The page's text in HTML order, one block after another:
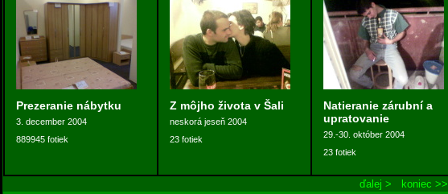
Prezeranie nábytku
3. december 2004
889945 fotiek
Z môjho života v Šali
neskorá jeseň 2004
23 fotiek
Natieranie zárubní a
upratovanie
29.-30. október 2004
23 fotiek
ďalej >
koniec >>